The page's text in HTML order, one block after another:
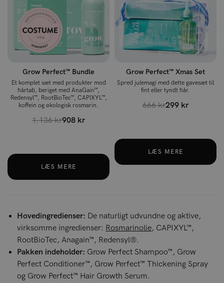
Grow Perfect™ Bundle
Et komplet sæt med produkter mod
hårtab, beriget med AnaGain™,
Redensyl™, RootBioTec™, CAPIXYL™,
koffein og økologisk rosmarin.
1.136 kr908 kr
LÆS MERE
Grow Perfect™ Xmas Set
Spred julemagi med dette gavesæt til
fint eller tyndt hår.
666 kr299 kr
LÆS MERE
Hovedingredienser: De naturligt udvundne og aktive,
virksomme ingredienser: Rosmarinolie, CAPIXYL™,
RootBioTec, Anagain™, Redensyl®.
Pakken indeholder: Grow Perfect Shampoo™, Grow
Perfect Conditioner™, Grow Perfect™ Thickening Spray
og Grow Perfect™ Hair Growth Serum.